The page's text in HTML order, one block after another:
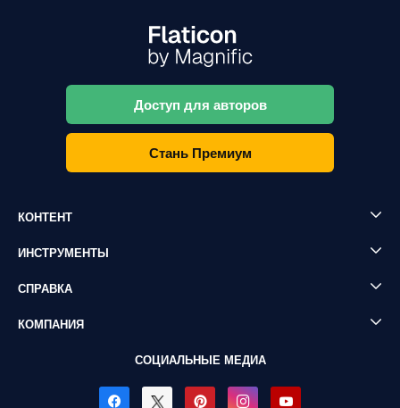
Доступ для авторов
Стань Премиум
КОНТЕНТ
ИНСТРУМЕНТЫ
СПРАВКА
КОМПАНИЯ
СОЦИАЛЬНЫЕ МЕДИА